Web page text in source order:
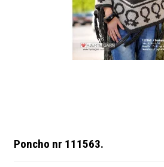
Poncho nr 111563.